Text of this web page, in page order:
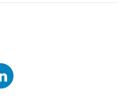
урегулирования
одним из